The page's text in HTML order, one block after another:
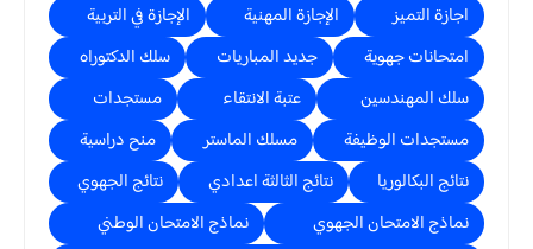
اجازة التميز الإجازة المهنية
الإجازة في التربية
امتحانات جهوية
جديد المباريات
سلك الدكتوراه
سلك المهندسين
عتبة الانتقاء
مستجدات
مستجدات الوظيفة
مسلك الماستر
منح دراسية
نتائج البكالوريا
نتائج الثالثة اعدادي
نتائج الجهوي
نماذج الامتحان الجهوي
نماذج الامتحان الوطني